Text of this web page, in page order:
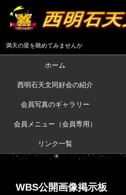
満天の星を眺めてみませんか
ホーム
西明石天文同好会の紹介
会員写真のギャラリー
会員メニュー（会員専用）
リンク一覧
WBS公開画像掲示板